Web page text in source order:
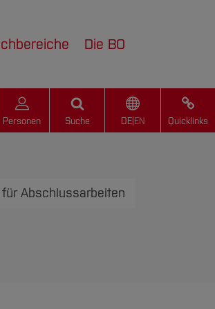
Die BO
Personen Suche DE| EN Quicklinks
für Abschlussarbeiten